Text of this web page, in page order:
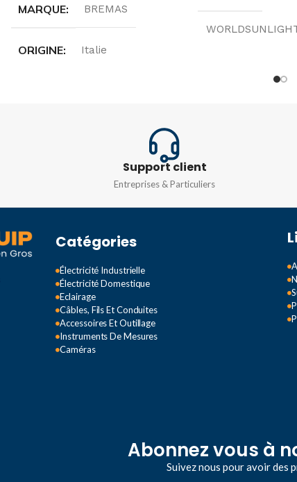
MARQUE BREMAS
ORIGINE Italie
N. of poles 1+1
TENSION
Support client
Entreprises & Particuliers
Catégories
Électricité Industrielle
Électricité Domestique
Eclairage
Câbles, Fils Et Conduites
Accessoires Et Outillage
Instruments De Mesures
Caméras
Abonnez vous à
Suivez nous pour avoir des